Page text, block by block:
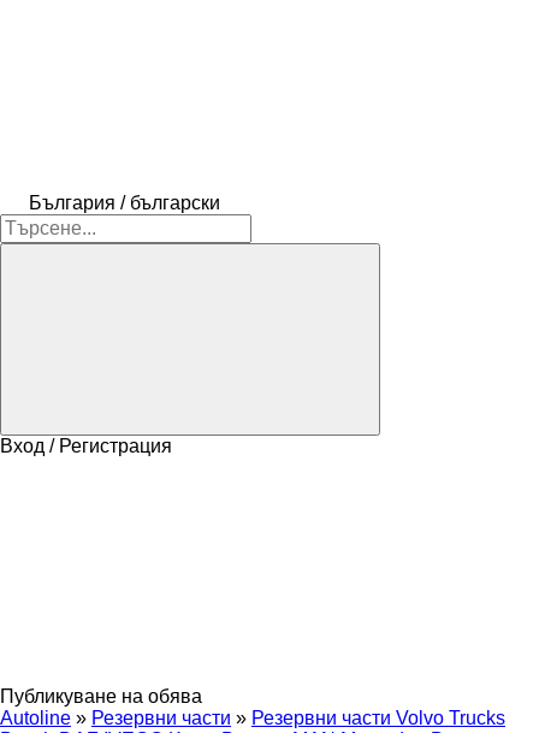
България / български
Вход / Регистрация
Публикуване на обява
Autoline » Резервни части » Резервни части Volvo Trucks